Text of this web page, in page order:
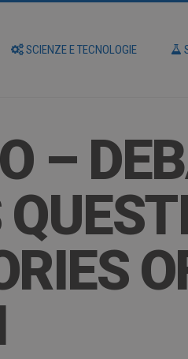
SCIENZE E TECNOLOGIE
–